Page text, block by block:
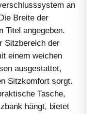
an
Breite der
Titel angegeben.
Sitzbereich der
einem weichen
ausgestattet,
Sitzkomfort sorgt.
Tasche,
hängt, bietet